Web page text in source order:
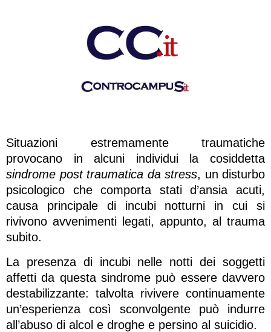
Situazioni estremamente traumatiche
provocano in alcuni individui la cosiddetta
sindrome post traumatica da stress, un disturbo
psicologico che comporta stati d’ansia acuti,
causa principale di incubi notturni in cui si
rivivono avvenimenti legati, appunto, al trauma
subito.
La presenza di incubi nelle notti dei soggetti
affetti da questa sindrome può essere davvero
destabilizzante: talvolta rivivere continuamente
un’esperienza così sconvolgente può indurre
all’abuso di alcol e droghe e persino al suicidio.